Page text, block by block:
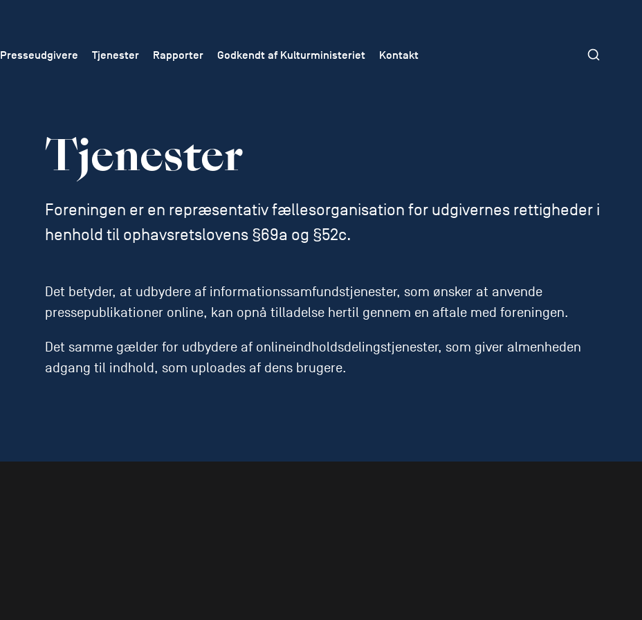
Presseudgivere Tjenester Rapporter Godkendt af Kulturministeriet Kontakt
Tjenester
Foreningen er en repræsentativ fællesorganisation for udgivernes rettigheder i
henhold til ophavsretslovens §69a og §52c.
Det betyder, at udbydere af informationssamfundstjenester, som ønsker at anvende
pressepublikationer online, kan opnå tilladelse hertil gennem en aftale med foreningen.
Det samme gælder for udbydere af onlineindholdsdelingstjenester, som giver almenheden
adgang til indhold, som uploades af dens brugere.